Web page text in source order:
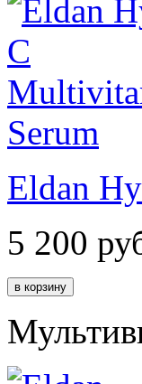
Eldan
5 200